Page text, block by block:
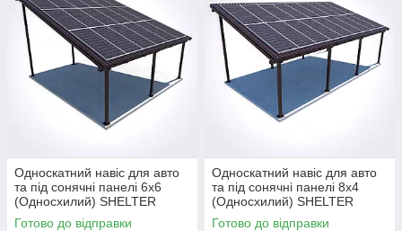
Односкатний навіс для авто
та під сонячні панелі 6х6
(Односхилий) SHELTER
SOLAR
Готово до відправки
Односкатний навіс для авто
та під сонячні панелі 8х4
(Односхилий) SHELTER
SOLAR
Готово до відправки